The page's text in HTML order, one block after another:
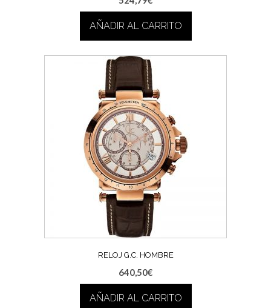
AÑADIR AL CARRITO
RELOJ G.C. HOMBRE
640,50€
AÑADIR AL CARRITO